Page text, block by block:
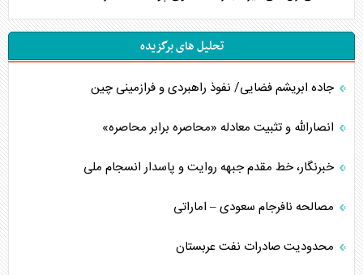
تحلیل های برگزیده
جاده ابریشم فضایی/ نفوذ راهبردی و فرازمینی چین
انصارالله و تثبیت معادله «محاصره برابر محاصره»
خبرنگار، خط مقدم جبهه روایت و پاسدار انسجام ملی
مصالحه نافرجام سعودی – اماراتی
محدودیت صادرات نفت عربستان